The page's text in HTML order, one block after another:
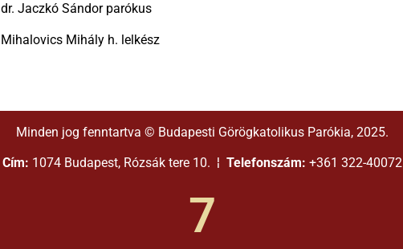
dr. Jaczkó Sándor parókus
Mihalovics Mihály h. lelkész
Minden jog fenntartva © Budapesti Görögkatolikus Parókia, 2025.
Cím: 1074 Budapest, Rózsák tere 10. ¦ Telefonszám: +361 322-40072
7